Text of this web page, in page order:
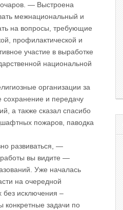
— Выстроена
межнациональный и
на вопросы, требующие
профилактической и
участие в выработке
национальной
организации за
сохранение и передачу
а также сказал спасибо
пожаров, паводка
развиваться, —
вы видите —
Уже началась
на очередной
без исключения –
конкретные задачи по